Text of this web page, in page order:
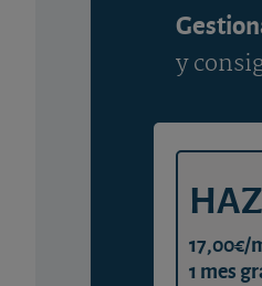
y
17,00€/
1 mes